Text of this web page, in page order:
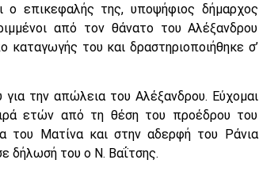
ο επικεφαλής της, υποψήφιος δήμαρχος
από τον θάνατο του Αλέξανδρου
του και δραστηριοποιήθηκε σ’
την απώλεια του Αλέξανδρου. Εύχομαι
ετών από τη θέση του προέδρου του
του Ματίνα και στην αδερφή του Ράνια
δήλωσή του ο Ν. Βαΐτσης.